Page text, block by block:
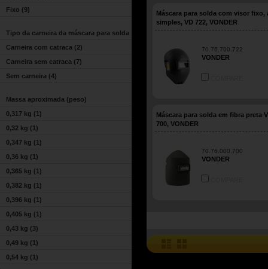
Fixo (9)
Tipo da carneira da máscara para solda
Carneira com catraca (2)
Carneira sem catraca (7)
Sem carneira (4)
Massa aproximada (peso)
0,317 kg (1)
0,32 kg (1)
0,347 kg (1)
0,36 kg (1)
0,365 kg (1)
0,382 kg (1)
0,396 kg (1)
0,405 kg (1)
0,43 kg (3)
0,49 kg (1)
0,54 kg (1)
Máscara para solda com visor fixo,
simples, VD 722, VONDER
70.76.700.722
VONDER
Máscara para solda em fibra preta
700, VONDER
70.76.000.700
VONDER